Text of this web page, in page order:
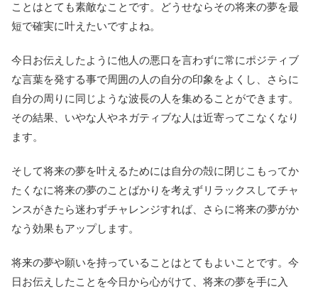
ことはとても素敵なことです。どうせならその将来の夢を最
短で確実に叶えたいですよね。
今日お伝えしたように他人の悪口を言わずに常にポジティブ
な言葉を発する事で周囲の人の自分の印象をよくし、さらに
自分の周りに同じような波長の人を集めることができます。
その結果、いやな人やネガティブな人は近寄ってこなくなり
ます。
そして将来の夢を叶えるためには自分の殻に閉じこもってか
たくなに将来の夢のことばかりを考えずリラックスしてチャ
ンスがきたら迷わずチャレンジすれば、さらに将来の夢がか
なう効果もアップします。
将来の夢や願いを持っていることはとてもよいことです。今
日お伝えしたことを今日から心がけて、将来の夢を手に入